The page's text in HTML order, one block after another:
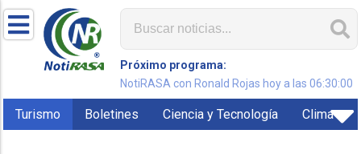
Próximo programa:
NotiRASA con Ronald Rojas hoy a las 06:30:00
Turismo Boletines Ciencia y Tecnología Clima